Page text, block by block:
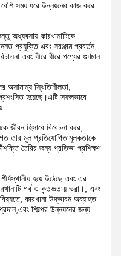
সময় ধরে উন্নয়নের কাজ করে
অধ্যবসায় কারখানাটিকে
প্রযুক্তি এবং সরঞ্জাম প্রবর্তন,
এবং ধীরে ধীরে পণ্যের গুণমান
অসামান্য স্থিতিশীলতা,
হয়েছে।এটি সফলভাবে
জীবন হিসাবে বিবেচনা করে,
তার মূল প্রতিযোগিতামূলকতাকে
তৈরির জন্য প্রতিভা প্রশিক্ষণ
হয়ে উঠেছে এবং এর
গর্ব ও কৃতজ্ঞতায় ভরা।, এবং
কারখানা উদ্ভাবন অব্যাহত
শিল্পের উন্নয়নের জন্য